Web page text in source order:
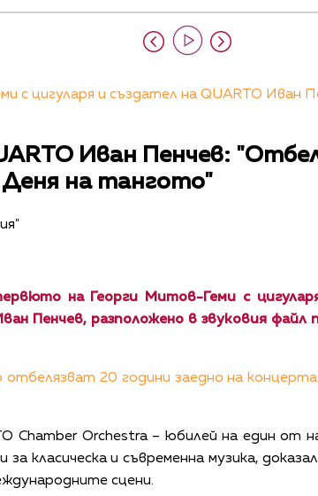
с цигуларя и създател на QUARTO Иван
Иван Пенчев:
Деня на тангото"
на Георги Митов-Геми с
Пенчев, разположено в звуковия файл
отбелязват 20 години заедно на
Chamber Orchestra – юбилей на един от
класическа и съвременна музика,
сцени.